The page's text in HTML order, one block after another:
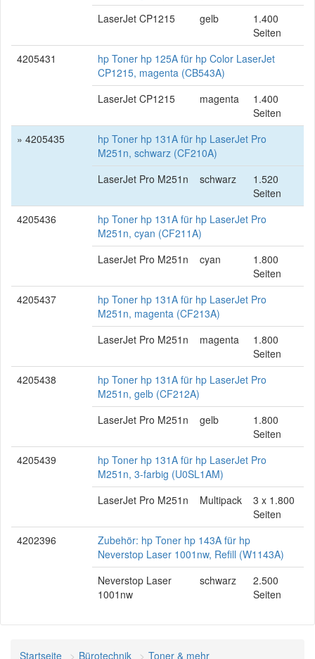
LaserJet CP1215
gelb
1.400
Seiten
4205431
hp Toner hp 125A für hp Color LaserJet
CP1215, magenta (CB543A)
LaserJet CP1215
magenta
1.400
Seiten
» 4205435
hp Toner hp 131A für hp LaserJet Pro
M251n, schwarz (CF210A)
LaserJet Pro M251n
schwarz
1.520
Seiten
4205436
hp Toner hp 131A für hp LaserJet Pro
M251n, cyan (CF211A)
LaserJet Pro M251n
cyan
1.800
Seiten
4205437
hp Toner hp 131A für hp LaserJet Pro
M251n, magenta (CF213A)
LaserJet Pro M251n
magenta
1.800
Seiten
4205438
hp Toner hp 131A für hp LaserJet Pro
M251n, gelb (CF212A)
LaserJet Pro M251n
gelb
1.800
Seiten
4205439
hp Toner hp 131A für hp LaserJet Pro
M251n, 3-farbig (U0SL1AM)
LaserJet Pro M251n
Multipack
3 x 1.800
Seiten
4202396
Zubehör: hp Toner hp 143A für hp
Neverstop Laser 1001nw, Refill (W1143A)
Neverstop Laser
1001nw
schwarz
2.500
Seiten
Startseite Bürotechnik
Toner & mehr